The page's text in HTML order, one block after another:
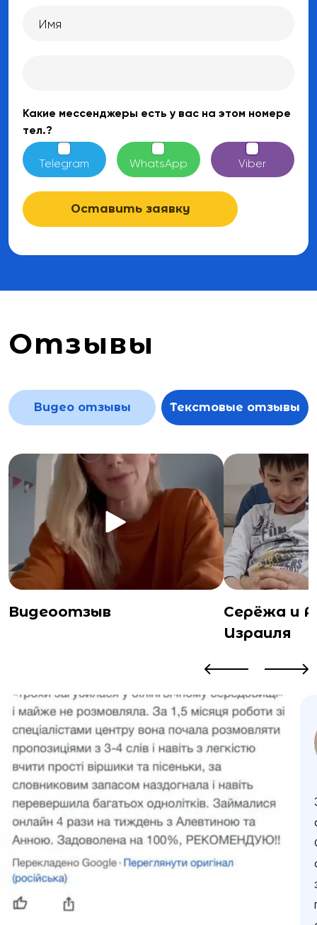
Какие мессенджеры есть у вас на этом номере
тел.?
Telegram WhatsApp Viber
Оставить заявку
Отзывы
Видео отзывы Текстовые отзывы
Видеоотзыв
Серёжа и
Израиля